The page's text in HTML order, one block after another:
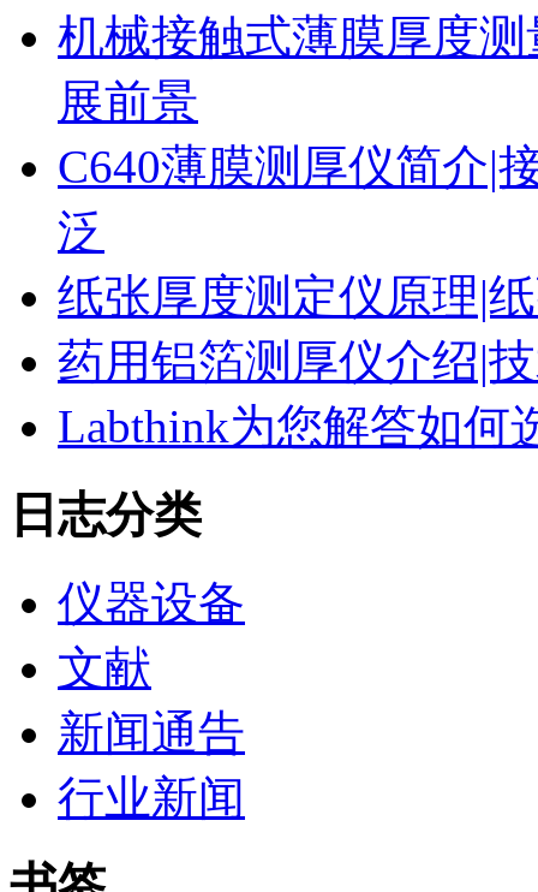
机械接触式薄膜厚度
展前景
C640薄膜测厚仪简介|
泛
纸张厚度测定仪原理|
药用铝箔测厚仪介绍|
Labthink为您解答如何
日志分类
仪器设备
文献
新闻通告
行业新闻